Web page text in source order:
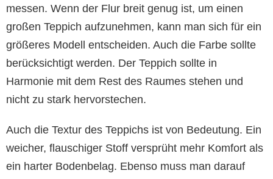
messen. Wenn der Flur breit genug ist, um einen
großen Teppich aufzunehmen, kann man sich für ein
größeres Modell entscheiden. Auch die Farbe sollte
berücksichtigt werden. Der Teppich sollte in
Harmonie mit dem Rest des Raumes stehen und
nicht zu stark hervorstechen.
Auch die Textur des Teppichs ist von Bedeutung. Ein
weicher, flauschiger Stoff versprüht mehr Komfort als
ein harter Bodenbelag. Ebenso muss man darauf